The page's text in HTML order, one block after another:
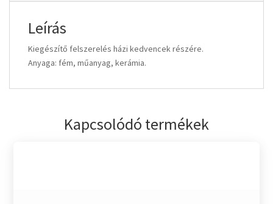
Leírás
Kiegészítő felszerelés házi kedvencek részére.
Anyaga: fém, műanyag, kerámia.
Kapcsolódó termékek